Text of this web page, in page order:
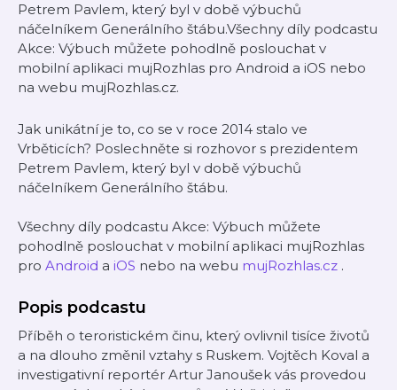
Petrem Pavlem, který byl v době výbuchů
náčelníkem Generálního štábu.Všechny díly podcastu
Akce: Výbuch můžete pohodlně poslouchat v
mobilní aplikaci mujRozhlas pro Android a iOS nebo
na webu mujRozhlas.cz.
Jak unikátní je to, co se v roce 2014 stalo ve
Vrběticích? Poslechněte si rozhovor s prezidentem
Petrem Pavlem, který byl v době výbuchů
náčelníkem Generálního štábu.
Všechny díly podcastu Akce: Výbuch můžete
pohodlně poslouchat v mobilní aplikaci mujRozhlas
pro Android a iOS nebo na webu mujRozhlas.cz .
Popis podcastu
Příběh o teroristickém činu, který ovlivnil tisíce životů
a na dlouho změnil vztahy s Ruskem. Vojtěch Koval a
investigativní reportér Artur Janoušek vás provedou